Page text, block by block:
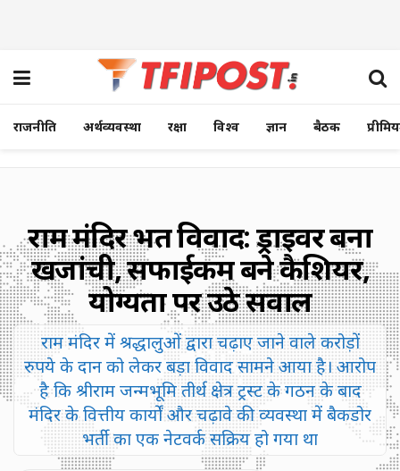
राजनीति अर्थव्यवस्था रक्षा विश्व ज्ञान बैठक
राम मंदिर भर्ती विवाद: ड्राइवर बना
खजांची, सफाईकर्मी बने कैशियर,
योग्यता पर उठे सवाल
राम मंदिर में श्रद्धालुओं द्वारा चढ़ाए जाने वाले करोड़ों
रुपये के दान को लेकर बड़ा विवाद सामने आया है। आरोप
है कि श्रीराम जन्मभूमि तीर्थ क्षेत्र ट्रस्ट के गठन के बाद
मंदिर के वित्तीय कार्यों और चढ़ावे की व्यवस्था में बैकडोर
भर्ती का एक नेटवर्क सक्रिय हो गया था